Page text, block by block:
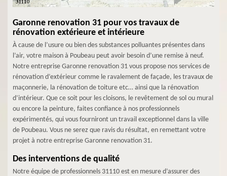
Garonne renovation 31 pour vos travaux de
rénovation extérieure et intérieure
À cause de l’usure ou bien des substances polluantes présentes dans
l’air, votre maison à Poubeau peut avoir besoin d’une remise à neuf.
Notre entreprise Garonne renovation 31 vous propose nos services de
rénovation d’extérieur comme le ravalement de façade, les travaux de
maçonnerie, la rénovation de toiture etc… ainsi que la rénovation
d’intérieur. Que ce soit pour les cloisons, le revêtement de sol ou mural
ou encore la peinture, faites confiance à nos professionnels
expérimentés, qui vous fourniront un travail exceptionnel dans la ville
de Poubeau. Vous ne serez que ravis du résultat, en remettant votre
projet à notre entreprise Garonne renovation 31.
Des interventions de qualité
Notre équipe de professionnels 31110 est en mesure d’assurer des